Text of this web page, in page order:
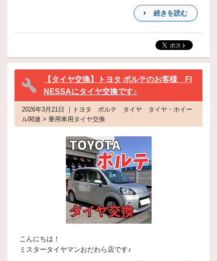
続きを読む
【タイヤ交換】トヨタ ポルテのお客様 FI
NESSAにタイヤ交換です♪
2026年3月21日 ｜トヨタ ポルテ タイヤ タイヤ・ホイー
ル関連 > 乗用車用タイヤ交換
こんにちは！
ミスタータイヤマンおだわら店です♪